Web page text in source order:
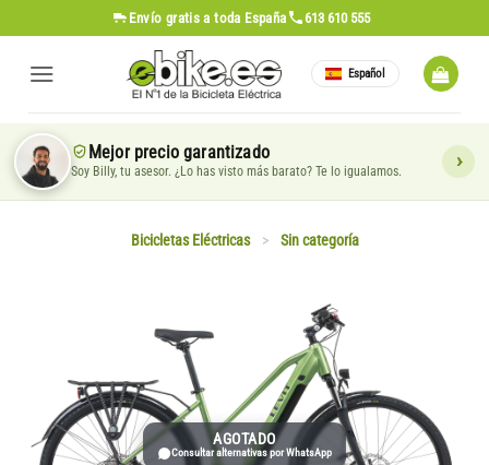
al
contenido
Envío gratis a toda España 613 610 555
Español
Mejor precio garantizado
Soy Billy, tu asesor. ¿Lo has visto más barato? Te lo igualamos.
Bicicletas Eléctricas > Sin categoría
AGOTADO
Consultar alternativas por WhatsApp